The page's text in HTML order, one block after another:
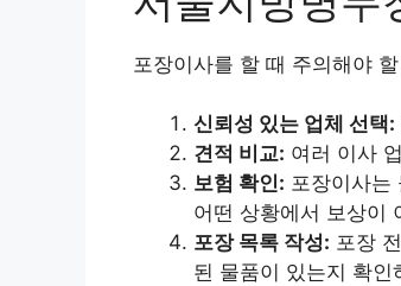
포장이사를 할 때 주의해야
신뢰성 있는 업체 선택:
견적 비교: 여러 이사
보험 확인: 포장이사는
어떤 상황에서 보상이
포장 목록 작성: 포장
된 물품이 있는지 확인